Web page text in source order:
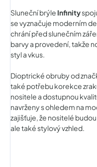
Sluneční brýle Infinity
se vyznačuje moderním
chrání před slunečním
barvy a provedení, takže
styl a vkus.
Dioptrické obruby od
také potřebu korekce
nositele a dostupnou
navrženy s ohledem na
zajišťuje, že nositelé
ale také stylový vzhled.